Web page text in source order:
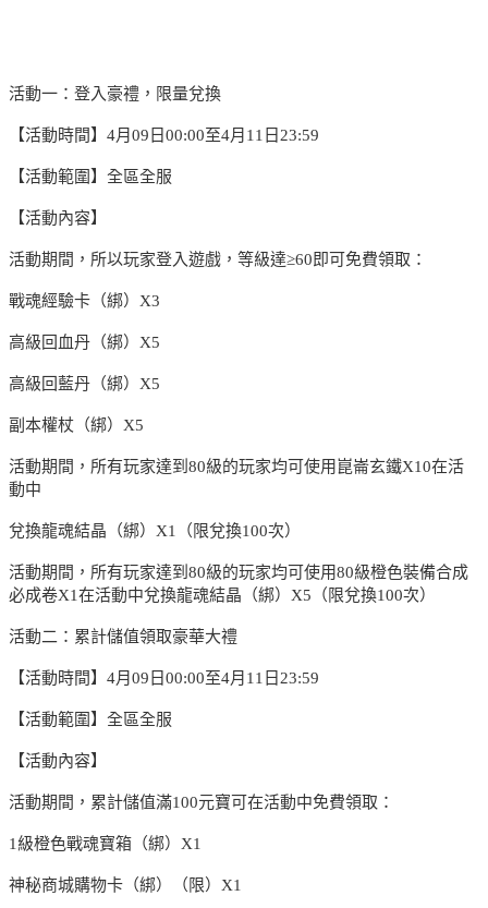
活動一：登入豪禮，限量兌換
【活動時間】4月09日00:00至4月11日23:59
【活動範圍】全區全服
【活動內容】
活動期間，所以玩家登入遊戲，等級達≥60即可免費領取：
戰魂經驗卡（綁）X3
高級回血丹（綁）X5
高級回藍丹（綁）X5
副本權杖（綁）X5
活動期間，所有玩家達到80級的玩家均可使用崑崙玄鐵X10在活
動中
兌換龍魂結晶（綁）X1（限兌換100次）
活動期間，所有玩家達到80級的玩家均可使用80級橙色裝備合成
必成卷X1在活動中兌換龍魂結晶（綁）X5（限兌換100次）
活動二：累計儲值領取豪華大禮
【活動時間】4月09日00:00至4月11日23:59
【活動範圍】全區全服
【活動內容】
活動期間，累計儲值滿100元寶可在活動中免費領取：
1級橙色戰魂寶箱（綁）X1
神秘商城購物卡（綁）（限）X1